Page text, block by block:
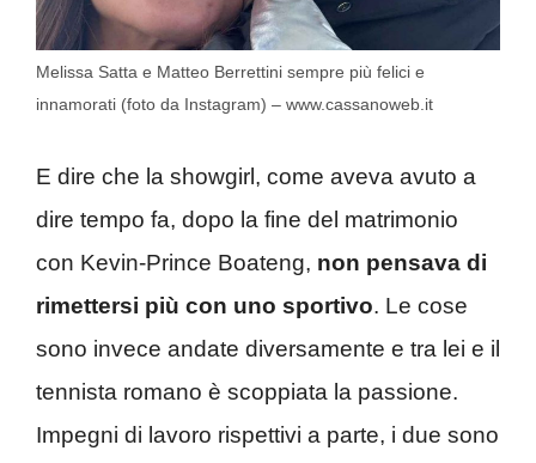
Melissa Satta e Matteo Berrettini sempre più felici e
innamorati (foto da Instagram) – www.cassanoweb.it
E dire che la showgirl, come aveva avuto a
dire tempo fa, dopo la fine del matrimonio
con Kevin-Prince Boateng, non pensava di
rimettersi più con uno sportivo. Le cose
sono invece andate diversamente e tra lei e il
tennista romano è scoppiata la passione.
Impegni di lavoro rispettivi a parte, i due sono